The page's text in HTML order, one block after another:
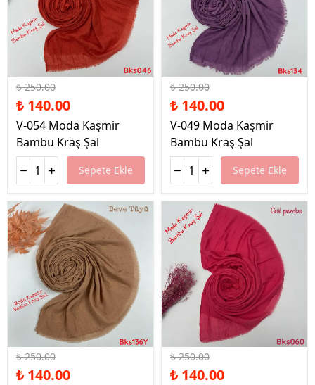
%44 İndirim
₺ 250.00
₺ 140.00
V-054 Moda Kaşmir
Bambu Kraş Şal
Sepete Ekle
%44 İndirim
₺ 250.00
₺ 140.00
V-049 Moda Kaşmir
Bambu Kraş Şal
Sepete Ekle
%44 İndirim
₺ 250.00
₺ 140.00
%44 İndirim
₺ 250.00
₺ 140.00